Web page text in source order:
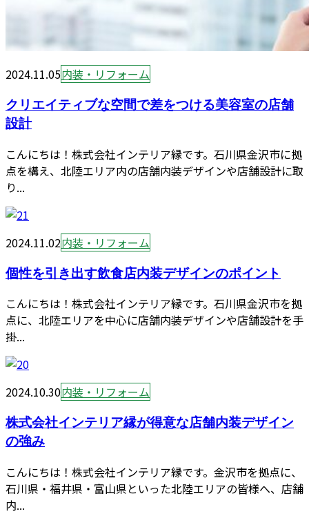
2024.11.05内装・リフォーム
クリエイティブな空間で差をつける美容室の店舗
設計
こんにちは！株式会社インテリア縁です。石川県金沢市に拠
点を構え、北陸エリア内の店舗内装デザインや店舗設計に取
り...
2024.11.02内装・リフォーム
個性を引き出す飲食店内装デザインのポイント
こんにちは！株式会社インテリア縁です。石川県金沢市を拠
点に、北陸エリアを中心に店舗内装デザインや店舗設計を手
掛...
2024.10.30内装・リフォーム
株式会社インテリア縁が得意な店舗内装デザイン
の強み
こんにちは！株式会社インテリア縁です。金沢市を拠点に、
石川県・福井県・富山県といった北陸エリアの皆様へ、店舗
内...